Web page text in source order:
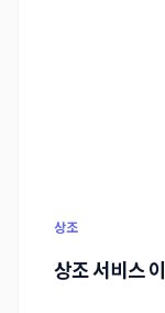
상조
상조 서비스